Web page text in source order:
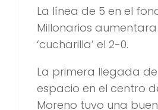
La línea de 5 en el
Millonarios
‘cucharilla’ el 2-0.
La primera llegada
espacio en el centro
Moreno tuvo una